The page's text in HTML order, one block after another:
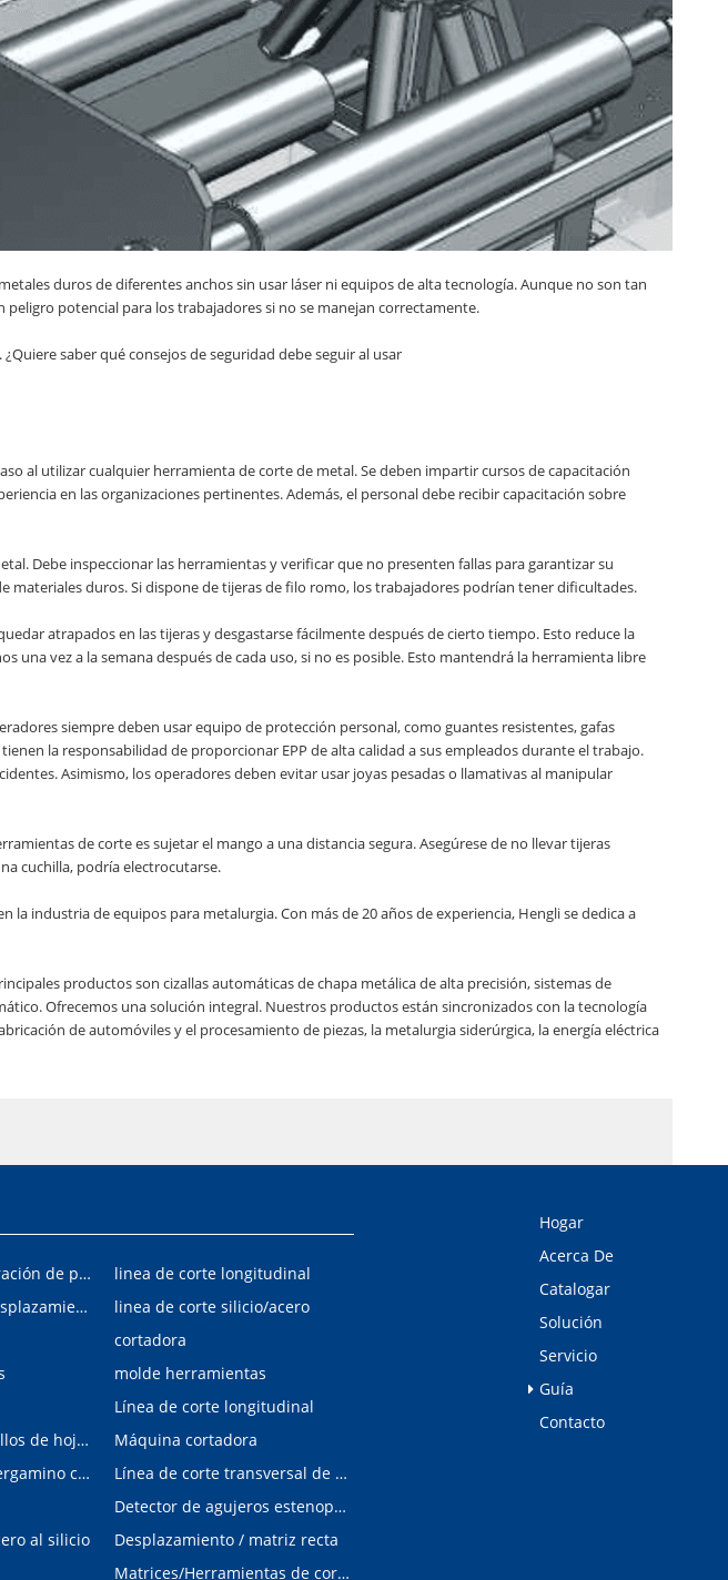
duros de diferentes anchos sin usar láser ni equipos de alta tecnología. Aunque no son tan
potencial para los trabajadores si no se manejan correctamente.
saber qué consejos de seguridad debe seguir al usar
al utilizar cualquier herramienta de corte de metal. Se deben impartir cursos de capacitación
en las organizaciones pertinentes. Además, el personal debe recibir capacitación sobre
Debe inspeccionar las herramientas y verificar que no presenten fallas para garantizar su
duros. Si dispone de tijeras de filo romo, los trabajadores podrían tener dificultades.
atrapados en las tijeras y desgastarse fácilmente después de cierto tiempo. Esto reduce la
vez a la semana después de cada uso, si no es posible. Esto mantendrá la herramienta libre
siempre deben usar equipo de protección personal, como guantes resistentes, gafas
la responsabilidad de proporcionar EPP de alta calidad a sus empleados durante el trabajo.
Asimismo, los operadores deben evitar usar joyas pesadas o llamativas al manipular
de corte es sujetar el mango a una distancia segura. Asegúrese de no llevar tijeras
cuchilla, podría electrocutarse.
industria de equipos para metalurgia. Con más de 20 años de experiencia, Hengli se dedica a
productos son cizallas automáticas de chapa metálica de alta precisión, sistemas de
Ofrecemos una solución integral. Nuestros productos están sincronizados con la tecnología
de automóviles y el procesamiento de piezas, la metalurgia siderúrgica, la energía eléctrica
Dispositivo de obturación de placa interior/exterior de automóvil
linea de corte longitudinal
linea de corte de desplazamiento de hojalata y aluminio
linea de corte silicio/acero
cortadora
molde herramientas
Línea de corte longitudinal
Línea de corte de rollos de hojalata y aluminio
Máquina cortadora
Línea de corte de pergamino con control digital
Línea de corte transversal de acero al silicio
Detector de agujeros estenopeicos
al silicio
Desplazamiento / matriz recta
Matrices/Herramientas de corte longitudinal
Hogar
Acerca De
Catalogar
Solución
Servicio
Guía
Contacto